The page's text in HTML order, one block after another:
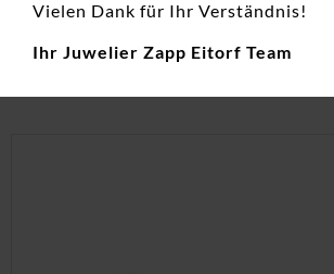
59,00€
Vielen Dank für Ihr Verständnis!
Ihr Juwelier Zapp Eitorf Team